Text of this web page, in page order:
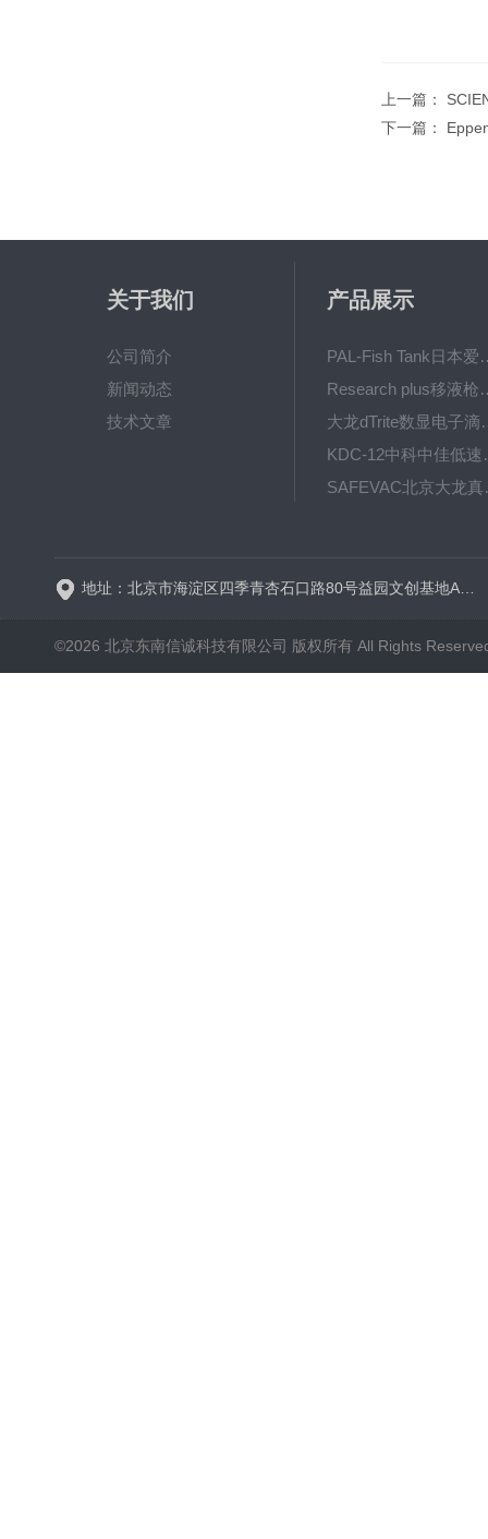
上一篇：
下一篇：
关于我们
公司简介
新闻动态
技术文章
产品展示
PAL-Fish Tank
Research plus
大龙dTrite
KDC-
地址：北京市海淀区四季青杏石口路80号益园文创基地A区A6号楼东侧四层
©2026 北京东南信诚科技有限公司 版权所有 All Rights